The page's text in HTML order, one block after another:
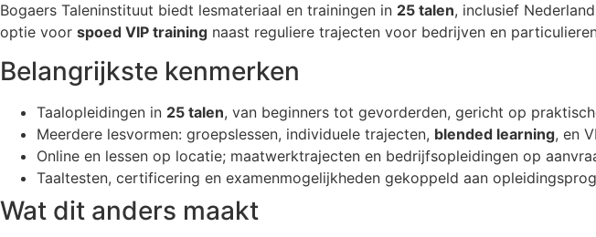
Bogaers Taleninstituut biedt lesmateriaal en trainingen in 25 talen, inclusief
optie voor spoed VIP training naast reguliere trajecten voor bedrijven en
Belangrijkste kenmerken
Taalopleidingen in 25 talen, van beginners tot gevorderden, gericht op
Meerdere lesvormen: groepslessen, individuele trajecten, blended learning, en
Online en lessen op locatie; maatwerktrajecten en bedrijfsopleidingen op
Taaltesten, certificering en examenmogelijkheden gekoppeld aan
Wat dit anders maakt